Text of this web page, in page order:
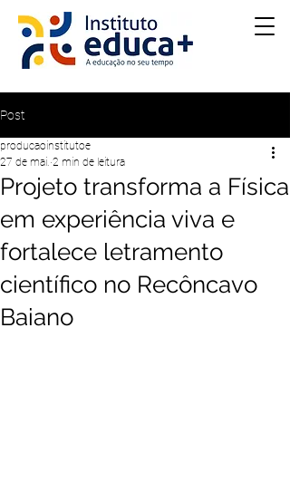
Post
Projeto transforma a Física
em experiência viva e
fortalece letramento
científico no Recôncavo
Baiano
producaoinstitutoe
27 de mai. 2 min de leitura